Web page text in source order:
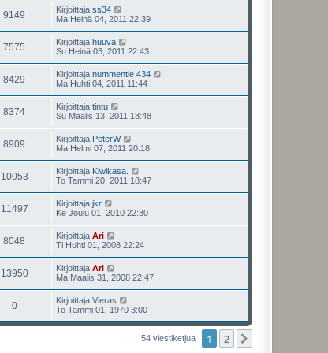
9149 Kirjoittaja ss34
Ma Heinä 04, 2011 22:39
7575 Kirjoittaja huuva
Su Heinä 03, 2011 22:43
8429 Kirjoittaja nummentie 434
Ma Huhti 04, 2011 11:44
8374 Kirjoittaja tintu
Su Maalis 13, 2011 18:48
8909 Kirjoittaja PeterW
Ma Helmi 07, 2011 20:18
10053 Kirjoittaja Kiwikasa.
To Tammi 20, 2011 18:47
11497 Kirjoittaja jkr
Ke Joulu 01, 2010 22:30
8048 Kirjoittaja Ari
Ti Huhti 01, 2008 22:24
13950 Kirjoittaja Ari
Ma Maalis 31, 2008 22:47
0 Kirjoittaja Vieras
To Tammi 01, 1970 3:00
54 viestiketjua 1 2